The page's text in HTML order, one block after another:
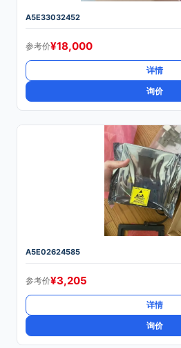
A5E33032452
参考价¥18,000
详情
询价
A5E02624585
参考价¥3,205
详情
询价